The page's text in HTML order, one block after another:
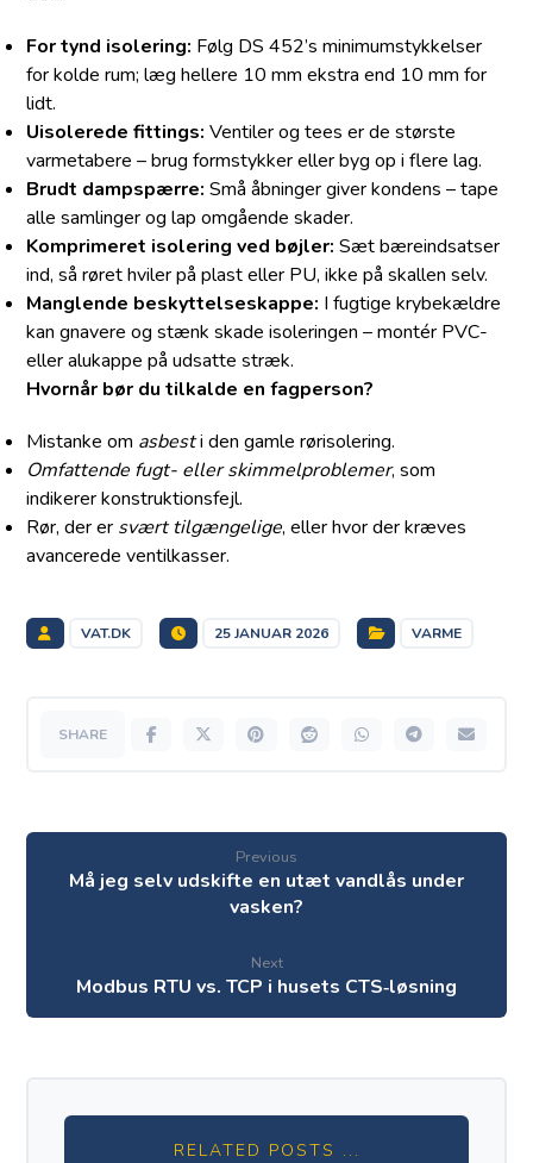
For tynd isolering: Følg DS 452’s minimumstykkelser
for kolde rum; læg hellere 10 mm ekstra end 10 mm for
lidt.
Uisolerede fittings: Ventiler og tees er de største
varmetabere – brug formstykker eller byg op i flere lag.
Brudt dampspærre: Små åbninger giver kondens – tape
alle samlinger og lap omgående skader.
Komprimeret isolering ved bøjler: Sæt bæreindsatser
ind, så røret hviler på plast eller PU, ikke på skallen selv.
Manglende beskyttelseskappe: I fugtige krybekældre
kan gnavere og stænk skade isoleringen – montér PVC-
eller alu­kappe på udsatte stræk.
Hvornår bør du tilkalde en fagperson?
Mistanke om asbesti den gamle rørisolering.
Omfattende fugt- eller skimmelproblemer, som
indikerer konstruktionsfejl.
Rør, der er svært tilgængelige, eller hvor der kræves
avancerede ventilkasser.
VAT.DK 25 JANUAR 2026 VARME
Previous
Må jeg selv udskifte en utæt vandlås under
vasken?
Next
Modbus RTU vs. TCP i husets CTS‑løsning
RELATED POSTS ...